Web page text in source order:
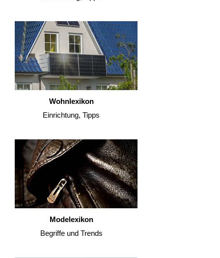
Wohnlexikon
Einrichtung, Tipps
Modelexikon
Begriffe und Trends